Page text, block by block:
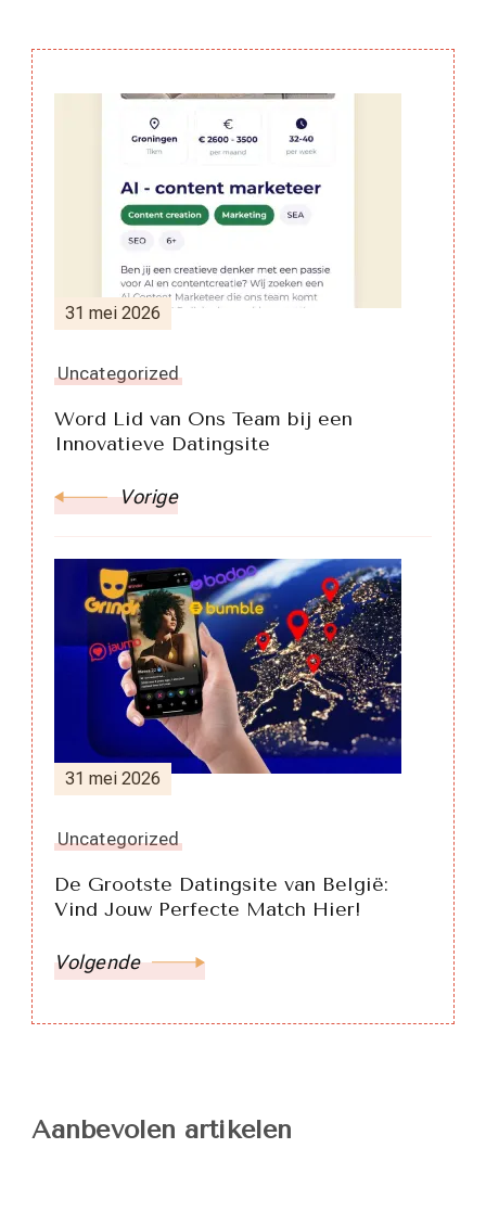
Berichtnavigatie
31 mei 2026
Uncategorized
Word Lid van Ons Team bij een
Innovatieve Datingsite
Vorige
31 mei 2026
Uncategorized
De Grootste Datingsite van België:
Vind Jouw Perfecte Match Hier!
Volgende
Aanbevolen artikelen